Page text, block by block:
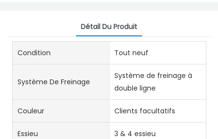
Détail Du Produit
Condition Tout neuf
Système De Freinage
Système de freinage à
double ligne
Couleur Clients facultatifs
Essieu 3 & 4 essieu